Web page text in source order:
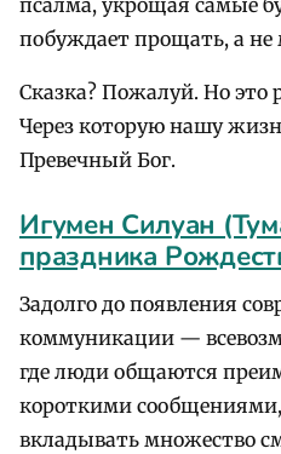
псалма, укрощая самые
побуждает прощать, а не
Сказка? Пожалуй. Но это
Через которую нашу
Превечный Бог.
Игумен Силуан
праздника
Задолго до появления
коммуникации —
где люди общаются
короткими
вкладывать множество